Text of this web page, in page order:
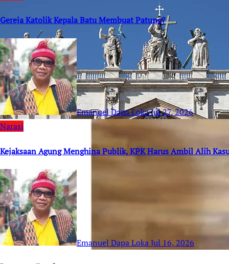
Gereja Katolik Kepala Batu Membuat Patung?
Emanuel Dapa LokaJul 27, 2026
Narasi
Kejaksaan Agung Menghina Publik, KPK Harus Ambil Alih
Emanuel Dapa LokaJul 16, 2026